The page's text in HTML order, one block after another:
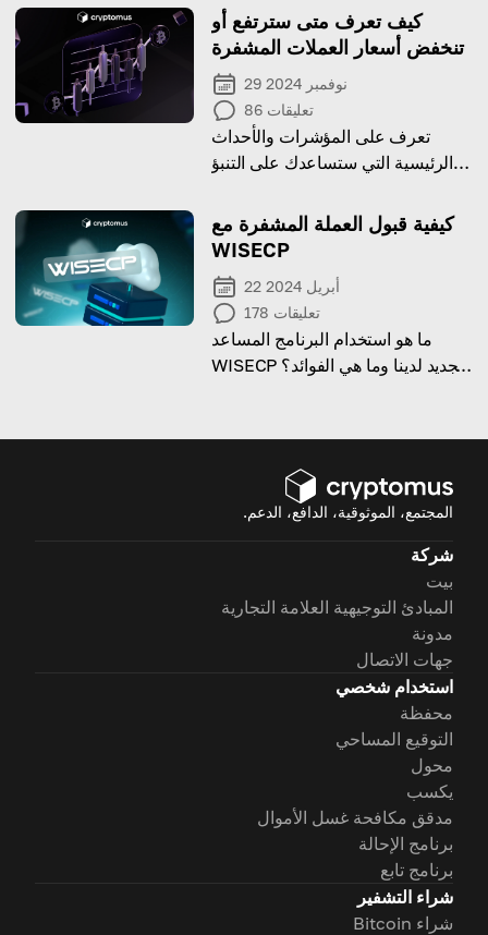
كيف تعرف متى سترتفع أو
تنخفض أسعار العملات المشفرة
29 نوفمبر 2024
86 تعليقات
تعرف على المؤشرات والأحداث
الرئيسية التي ستساعدك على التنبؤ
المشفرة.
كيفية قبول العملة المشفرة مع
WISECP
22 أبريل 2024
178 تعليقات
ما هو استخدام البرنامج المساعد
WISECP الجديد لدينا وما هي الفوائد؟
المجتمع، الموثوقية، الدافع، الدعم.
شركة
بيت
المبادئ التوجيهية العلامة التجارية
مدونة
جهات الاتصال
استخدام شخصي
محفظة
التوقيع المساحي
محول
يكسب
مدقق مكافحة غسل الأموال
برنامج الإحالة
برنامج تابع
شراء التشفير
شراء Bitcoin